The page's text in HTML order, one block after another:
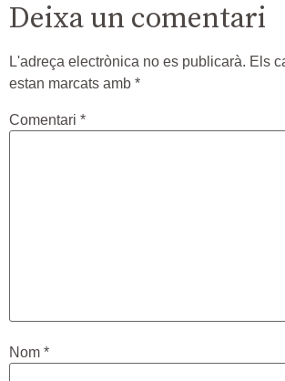
Deixa un comentari
L'adreça electrònica no es publicarà. Els
estan marcats amb *
Comentari *
Nom *